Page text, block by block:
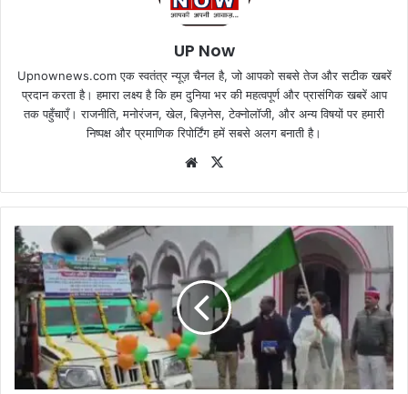
UP Now
Upnownews.com एक स्वतंत्र न्यूज़ चैनल है, जो आपको सबसे तेज और सटीक खबरें
प्रदान करता है। हमारा लक्ष्य है कि हम दुनिया भर की महत्वपूर्ण और प्रासंगिक खबरें आप
तक पहुँचाएँ। राजनीति, मनोरंजन, खेल, बिज़नेस, टेक्नोलॉजी, और अन्य विषयों पर हमारी
निष्पक्ष और प्रमाणिक रिपोर्टिंग हमें सबसे अलग बनाती है।
Website